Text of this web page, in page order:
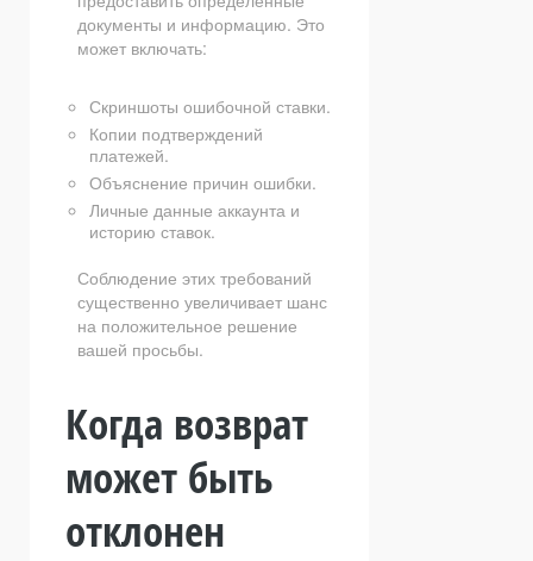
документы и информацию. Это
может включать:
Скриншоты ошибочной ставки.
Копии подтверждений
платежей.
Объяснение причин ошибки.
Личные данные аккаунта и
историю ставок.
Соблюдение этих требований
существенно увеличивает шанс
на положительное решение
вашей просьбы.
Когда возврат
может быть
отклонен